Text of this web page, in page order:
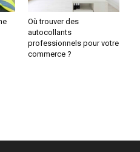
Où trouver des
autocollants
professionnels pour votre
commerce ?